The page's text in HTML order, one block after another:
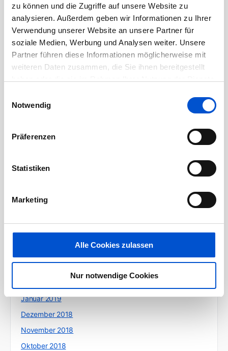
zu können und die Zugriffe auf unsere Website zu
analysieren. Außerdem geben wir Informationen zu Ihrer
Verwendung unserer Website an unsere Partner für
soziale Medien, Werbung und Analysen weiter. Unsere
Partner führen diese Informationen möglicherweise mit
weiteren Daten zusammen, die Sie ihnen bereitgestellt
Notwendig
Präferenzen
Statistiken
Marketing
Alle Cookies zulassen
Nur notwendige Cookies
Juli 2020
Juni 2020
Mai 2020
Januar 2020
November 2019
September 2019
Juli 2019
Mai 2019
Januar 2019
Dezember 2018
November 2018
Oktober 2018